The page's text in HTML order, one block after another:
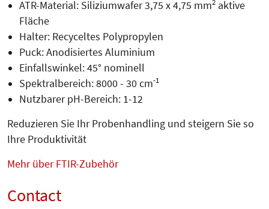
ATR-Material: Siliziumwafer 3,75 x 4,75 mm2 aktive
Fläche
Halter: Recyceltes Polypropylen
Puck: Anodisiertes Aluminium
Einfallswinkel: 45° nominell
Spektralbereich: 8000 - 30 cm-1
Nutzbarer pH-Bereich: 1-12
Reduzieren Sie Ihr Probenhandling und steigern Sie so
Ihre Produktivität
Mehr über FTIR-Zubehör
Contact